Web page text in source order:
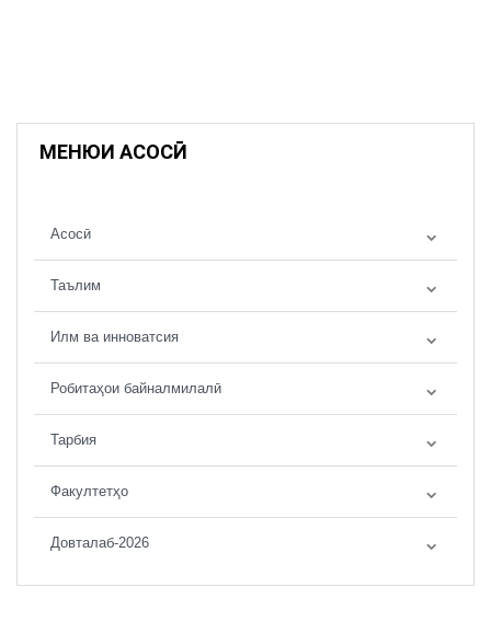
МЕНЮИ АСОСӢ
Асосӣ
Таълим
Илм ва инноватсия
Робитаҳои байналмилалӣ
Тарбия
Факултетҳо
Довталаб-2026